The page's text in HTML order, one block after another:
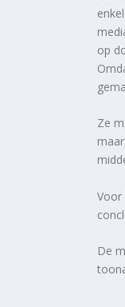
op
Ze
Voor
De